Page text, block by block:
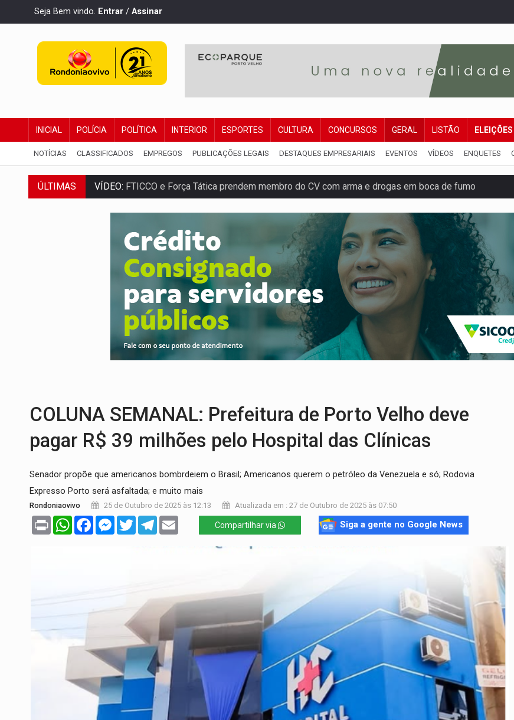
Seja Bem vindo. Entrar / Assinar
INICIAL POLÍCIA POLÍTICA INTERIOR ESPORTES CULTURA CONCURSOS GERAL LISTÃO
NOTÍCIAS CLASSIFICADOS EMPREGOS PUBLICAÇÕES LEGAIS DESTAQUES EMPRESARIAIS EVENTOS VÍDEOS ENQUETES
ÚLTIMAS VÍDEO: FTICCO e Força Tática prendem membro do CV com arma e drogas em boca de fumo
INCLUSÃO:Prefeitura fortalece parceria com a APAE para ampliar ações voltadas a PCD's
DEFESA:Exército testa inovações no combate a drones durante exercício antiaéreo
TEMAS SOCIOAMBIENTAIS: Em Itapuã do Oeste, CINEMAZÔNIA leva cinema amazônico a
PREVISÃO: Interior de Rondônia terá sábado (8) de calor intenso e tempo firme
INFRAESTRUTURA:Após quase 30 anos de espera, asfalto chega ao bairro Nova Esperança
Coreografia de Rondônia estreia na programação do Festival de Dança de Joinville
ELEIÇÕES 2026:Sgt. Mouza esclarece 'erro de digitação' em declaração de patrimônio de R$ 29 mi
COLUNA SEMANAL: Prefeitura de Porto Velho deve
pagar R$ 39 milhões pelo Hospital das Clínicas
Senador propõe que americanos bombrdeiem o Brasil; Americanos querem o petróleo da Venezuela e só; Rodovia
Expresso Porto será asfaltada; e muito mais
Rondoniaovivo 25 de Outubro de 2025 às 12:13 Atualizada em : 27 de Outubro de 2025 às 07:50
Print WhatsAppFacebookMessenger
TwitterTelegram Compartilhar via Siga a gente no Google News